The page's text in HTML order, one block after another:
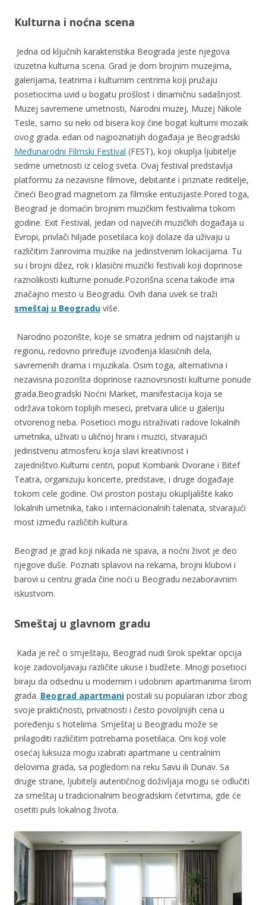
Kulturna i noćna scena
Jedna od ključnih karakteristika Beograda jeste njegova
izuzetna kulturna scena. Grad je dom brojnim muzejima,
galerijama, teatrima i kulturnim centrima koji pružaju
posetiocima uvid u bogatu prošlost i dinamičnu sadašnjost.
Muzej savremene umetnosti, Narodni muzej, Muzej Nikole
Tesle, samo su neki od bisera koji čine bogat kulturni mozaik
ovog grada. edan od najpoznatijih događaja je Beogradski
Međunarodni Filmski Festival (FEST), koji okuplja ljubitelje
sedme umetnosti iz celog sveta. Ovaj festival predstavlja
platformu za nezavisne filmove, debitante i priznate reditelje,
čineći Beograd magnetom za filmske entuzijaste.Pored toga,
Beograd je domaćin brojnim muzičkim festivalima tokom
godine. Exit Festival, jedan od najvećih muzičkih događaja u
Evropi, privlači hiljade posetilaca koji dolaze da uživaju u
različitim žanrovima muzike na jedinstvenim lokacijama. Tu
su i brojni džez, rok i klasični muzički festivali koji doprinose
raznolikosti kulturne ponude.Pozorišna scena takođe ima
značajno mesto u Beogradu. Ovih dana uvek se traži
smeštaj u Beogradu više.
Narodno pozorište, koje se smatra jednim od najstarijih u
regionu, redovno priređuje izvođenja klasičnih dela,
savremenih drama i mjuzikala. Osim toga, alternativna i
nezavisna pozorišta doprinose raznovrsnosti kulturne ponude
grada.Beogradski Noćni Market, manifestacija koja se
održava tokom toplijih meseci, pretvara ulice u galeriju
otvorenog neba. Posetioci mogu istraživati radove lokalnih
umetnika, uživati u uličnoj hrani i muzici, stvarajući
jedinstvenu atmosferu koja slavi kreativnost i
zajedništvo.Kulturni centri, poput Kombank Dvorane i Bitef
Teatra, organizuju koncerte, predstave, i druge događaje
tokom cele godine. Ovi prostori postaju okupljalište kako
lokalnih umetnika, tako i internacionalnih talenata, stvarajući
most između različitih kultura.
Beograd je grad koji nikada ne spava, a noćni život je deo
njegove duše. Poznati splavovi na rekama, brojni klubovi i
barovi u centru grada čine noći u Beogradu nezaboravnim
iskustvom.
Smeštaj u glavnom gradu
Kada je reč o smještaju, Beograd nudi širok spektar opcija
koje zadovoljavaju različite ukuse i budžete. Mnogi posetioci
biraju da odsednu u modernim i udobnim apartmanima širom
grada. Beograd apartmani postali su popularan izbor zbog
svoje praktičnosti, privatnosti i često povoljnijih cena u
poređenju s hotelima. Smještaj u Beogradu može se
prilagoditi različitim potrebama posetilaca. Oni koji vole
osećaj luksuza mogu izabrati apartmane u centralnim
delovima grada, sa pogledom na reku Savu ili Dunav. Sa
druge strane, ljubitelji autentičnog doživljaja mogu se odlučiti
za smeštaj u tradicionalnim beogradskim četvrtima, gde će
osetiti puls lokalnog života.